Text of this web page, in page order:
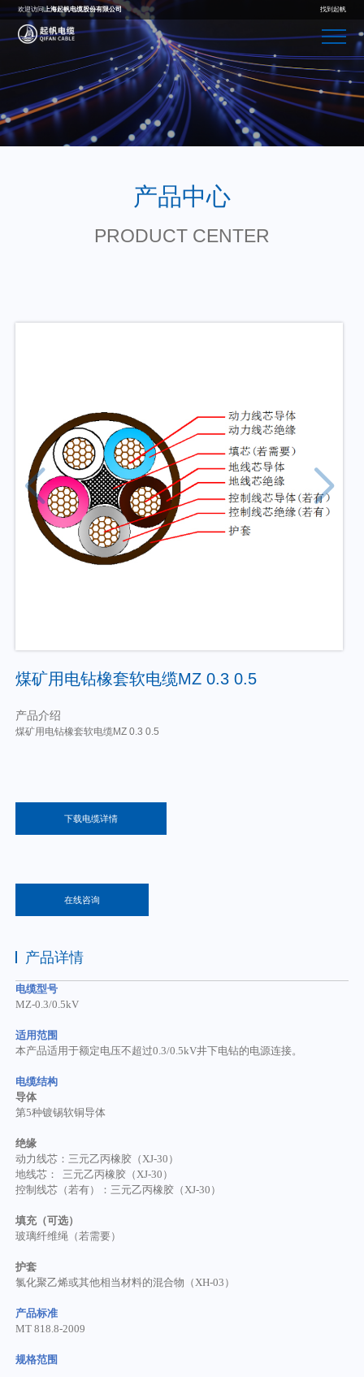
欢迎访问上海起帆电缆股份有限公司 找到起帆
产品中心
PRODUCT CENTER
煤矿用电钻橡套软电缆MZ 0.3 0.5
产品介绍
煤矿用电钻橡套软电缆MZ 0.3 0.5
下载电缆详情
在线咨询
产品详情
电缆型号
MZ-0.3/0.5kV
适用范围
本产品适用于额定电压不超过0.3/0.5kV井下电钻的电源连接。
电缆结构
导体
第5种镀锡软铜导体
绝缘
动力线芯：三元乙丙橡胶（ XJ-30）
地线芯：
三元乙丙橡胶（XJ-30）
控制线芯（若有）：三元乙丙橡胶（ XJ-30）
填充（可选）
玻璃纤维绳（若需要）
护套
氯化聚乙烯或其他相当材料的混合物（ XH-03）
产品标准
MT 818.8-2009
规格范围